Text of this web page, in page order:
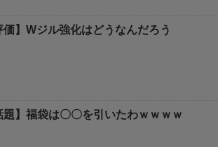
価】Wジル強化はどうなんだろう
題】福袋は〇〇を引いたわｗｗｗｗ